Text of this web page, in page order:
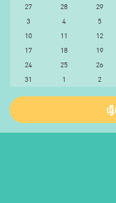
27
28 29
3
4 5
10
11 12
17
18 19
24
25 26
31
1 2
ធ្